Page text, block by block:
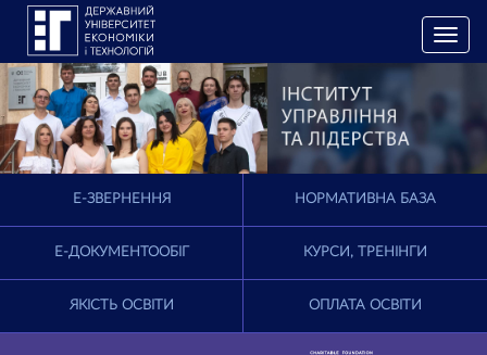
T
o
n
i
a
E-ЗВЕРНЕННЯ НОРМАТИВНА БАЗА
Е-ДОКУМЕНТООБІГ КУРСИ, ТРЕНІНГИ
ЯКІСТЬ ОСВІТИ ОПЛАТА ОСВІТИ